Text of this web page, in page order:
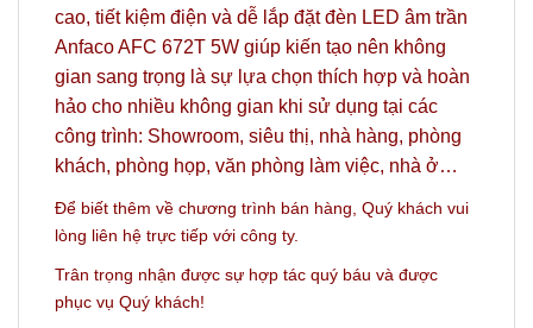
cao, tiết kiệm điện và dễ lắp đặt đèn LED âm trần
Anfaco AFC 672T 5W giúp kiến tạo nên không
gian sang trọng là sự lựa chọn thích hợp và hoàn
hảo cho nhiều không gian khi sử dụng tại các
công trình: Showroom, siêu thị, nhà hàng, phòng
khách, phòng họp, văn phòng làm việc, nhà ở…
Để biết thêm về chương trình bán hàng, Quý khách vui
lòng liên hệ trực tiếp với công ty.
Trân trọng nhận được sự hợp tác quý báu và được
phục vụ Quý khách!